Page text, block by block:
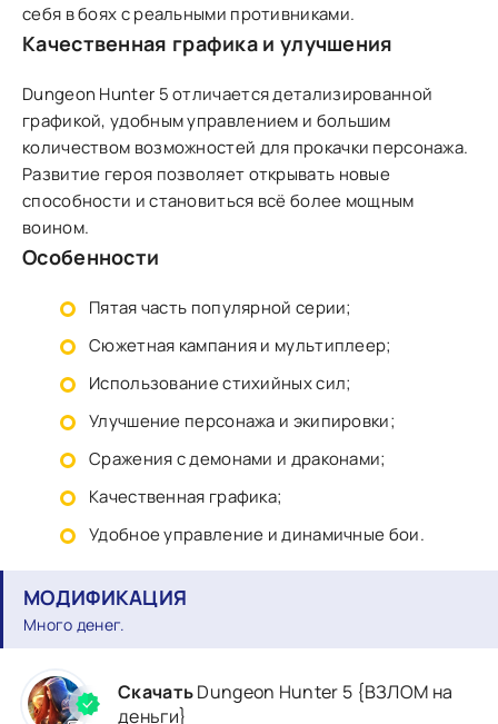
себя в боях с реальными противниками.
Качественная графика и улучшения
Dungeon Hunter 5 отличается детализированной
графикой, удобным управлением и большим
количеством возможностей для прокачки персонажа.
Развитие героя позволяет открывать новые
способности и становиться всё более мощным
воином.
Особенности
Пятая часть популярной серии;
Сюжетная кампания и мультиплеер;
Использование стихийных сил;
Улучшение персонажа и экипировки;
Сражения с демонами и драконами;
Качественная графика;
Удобное управление и динамичные бои.
МОДИФИКАЦИЯ
Много денег.
СкачатьDungeon Hunter 5 {ВЗЛОМ на
деньги}